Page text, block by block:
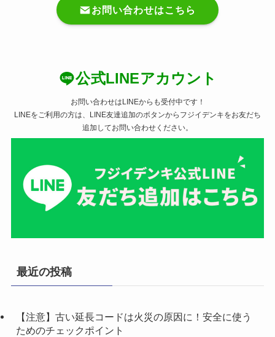
お問い合わせはこちら
公式LINEアカウント
お問い合わせはLINEからも受付中です！
LINEをご利用の方は、LINE友達追加のボタンからフジイデンキをお友だち
追加してお問い合わせください。
最近の投稿
【注意】古い延長コードは火災の原因に！安全に使う
ためのチェックポイント